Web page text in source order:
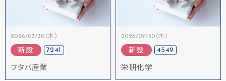
2026/07/30（木）
新設 7241
フタバ産業
2026/07/30（木）
新設 4549
栄研化学